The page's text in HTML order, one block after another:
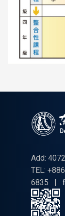
Add:
TEL:
6835
|